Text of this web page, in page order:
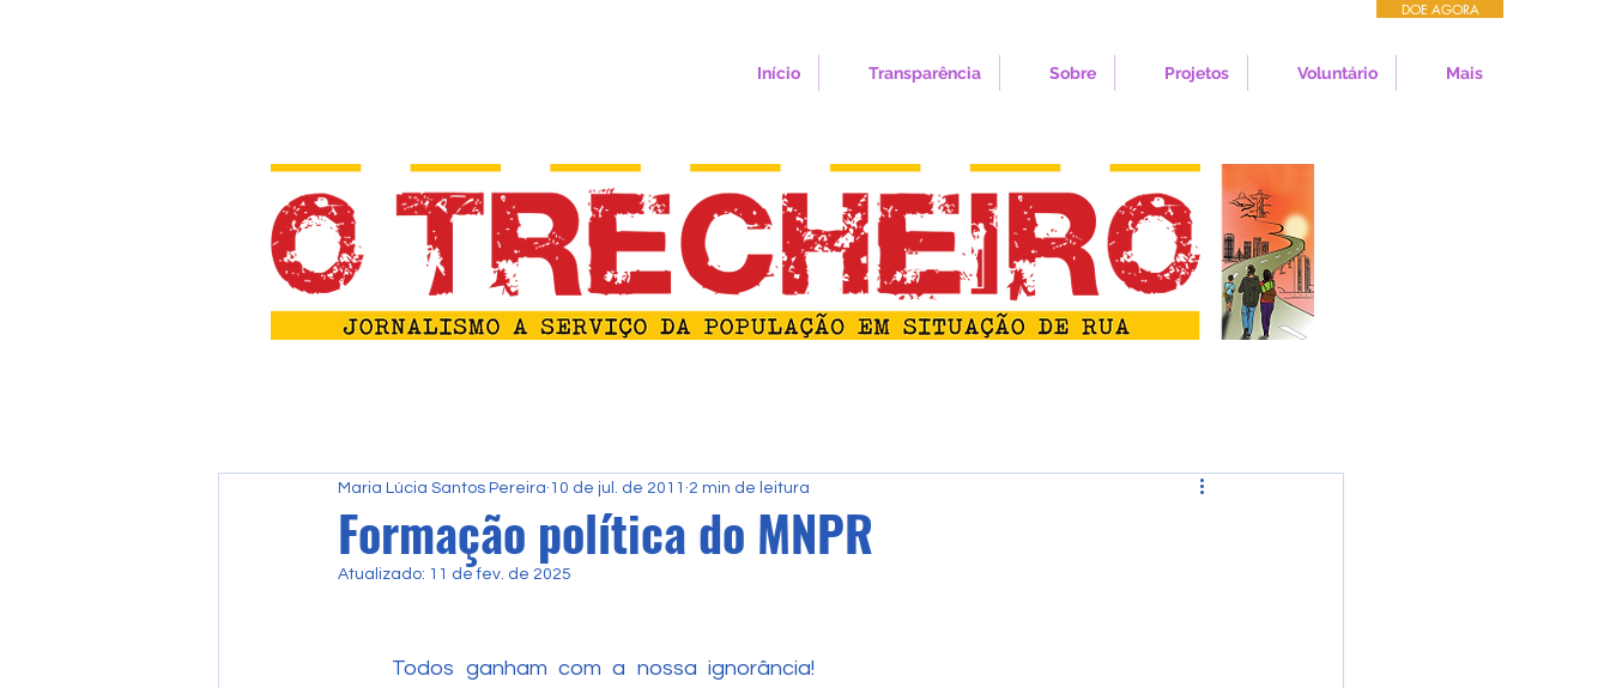
DOE AGORA
Início Transparência Sobre Projetos Voluntário Mais
Formação política do MNPR
Maria Lúcia Santos Pereira 10 de jul. de 2011 2 min de leitura
Atualizado: 11 de fev. de 2025